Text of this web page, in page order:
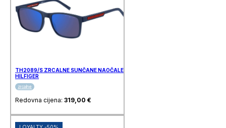
TH2089/S ZRCALNE SUNČANE NAOČALE TOMMY
HILFIGER
zrcalne
Redovna cijena: 319,00 €